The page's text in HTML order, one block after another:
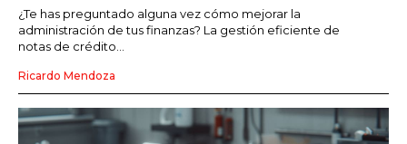
¿Te has preguntado alguna vez cómo mejorar la
administración de tus finanzas? La gestión eficiente de
notas de crédito...
Ricardo Mendoza